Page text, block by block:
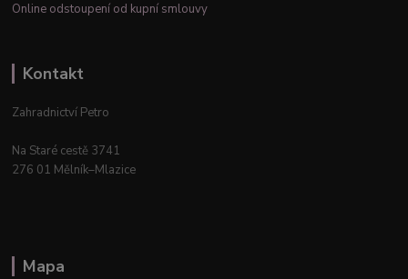
Online odstoupení od kupní smlouvy
Kontakt
Zahradnictví Petro
Na Staré cestě 3741
276 01 Mělník–Mlazice
Mapa